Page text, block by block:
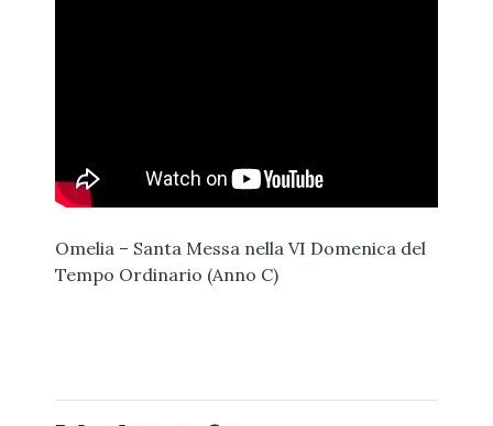
Omelia – Santa Messa nella VI Domenica del
Tempo Ordinario (Anno C)